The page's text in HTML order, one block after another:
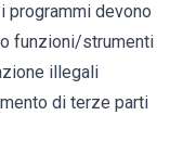
programmi devono
funzioni/strumenti
illegali
di terze parti